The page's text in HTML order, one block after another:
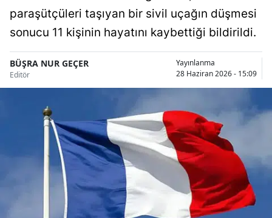
Artvin
Aydın
Balıkesir
Bilecik
Bingöl
Bitlis
Bolu
Burdur
Bursa
paraşütçüleri taşıyan bir sivil uçağın düşmesi
sonucu 11 kişinin hayatını kaybettiği bildirildi.
BÜŞRA NUR GEÇER
Editör
Yayınlanma
28 Haziran 2026 - 15:09